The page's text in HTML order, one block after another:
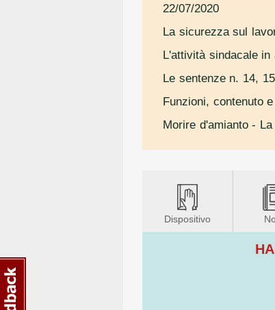
22/07/2020
La sicurezza sul
L'attività sindacale in
Le sentenze n. 14,
Funzioni, contenuto
Morire d'amianto -
Dispositivo